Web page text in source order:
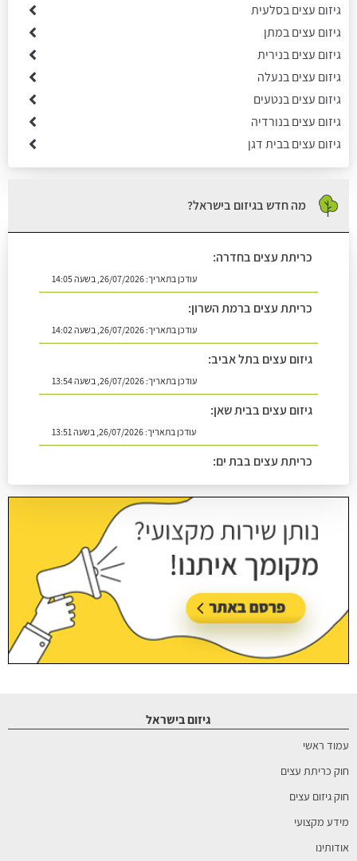
גיזום עצים בסלעית
גיזום עצים במתן
גיזום עצים בנירית
גיזום עצים בנעלה
גיזום עצים בנטעים
גיזום עצים בנורדיה
גיזום עצים בבית דגן
מה חדש בגיזום בישראל?
כריתת עצים בחדרה:
עודכן בתאריך:26/07/2026, בשעה 14:05
כריתת עצים ברמת השרון:
עודכן בתאריך:26/07/2026, בשעה 14:02
גיזום עצים בתל אביב:
עודכן בתאריך:26/07/2026, בשעה 13:54
גיזום עצים בבית שאן:
עודכן בתאריך:26/07/2026, בשעה 13:51
כריתת עצים בבת ים:
עודכן בתאריך:26/07/2026, בשעה 14:08
גיזום בישראל
עמוד ראשי
חוק כריתת עצים
חוק גיזום עצים
מידע מקצועי
אודותינו